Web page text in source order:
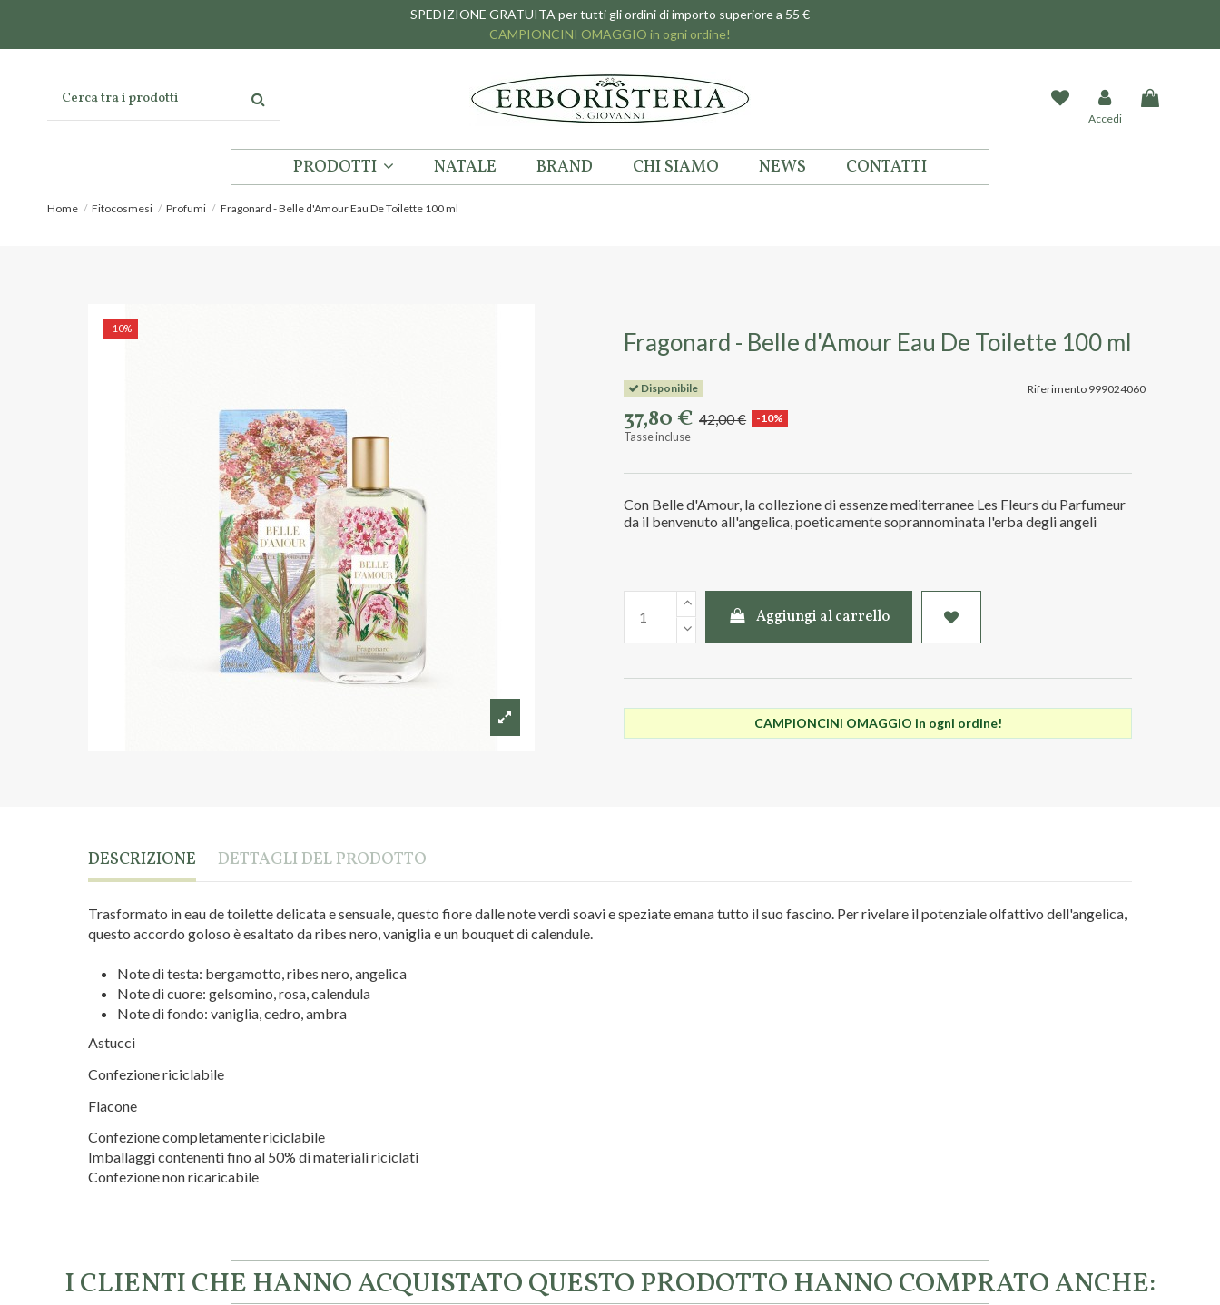
SPEDIZIONE GRATUITA per tutti gli ordini di importo superiore a 55 €
CAMPIONCINI OMAGGIO in ogni ordine!
Accedi
PRODOTTI NATALE BRAND CHI SIAMO NEWS CONTATTI
Home Fitocosmesi Profumi Fragonard - Belle d'Amour Eau De Toilette 100 ml
-10% Fragonard - Belle d'Amour Eau De Toilette 100 ml
Riferimento 999024060
Disponibile
37,80 € 42,00 € -10%
Tasse incluse
Con Belle d'Amour, la collezione di essenze mediterranee Les Fleurs du Parfumeur
da il benvenuto all'angelica, poeticamente soprannominata l'erba degli angeli
Aggiungi al carrello
CAMPIONCINI OMAGGIO in ogni ordine!
DESCRIZIONE DETTAGLI DEL PRODOTTO
Trasformato in eau de toilette delicata e sensuale, questo fiore dalle note verdi soavi e speziate emana tutto il suo fascino. Per rivelare il potenziale olfattivo dell'angelica,
questo accordo goloso è esaltato da ribes nero, vaniglia e un bouquet di calendule.
Note di testa: bergamotto, ribes nero, angelica
Note di cuore: gelsomino, rosa, calendula
Note di fondo: vaniglia, cedro, ambra
Astucci
Confezione riciclabile
Flacone
Confezione completamente riciclabile
Imballaggi contenenti fino al 50% di materiali riciclati
Confezione non ricaricabile
I CLIENTI CHE HANNO ACQUISTATO QUESTO PRODOTTO HANNO COMPRATO ANCHE: